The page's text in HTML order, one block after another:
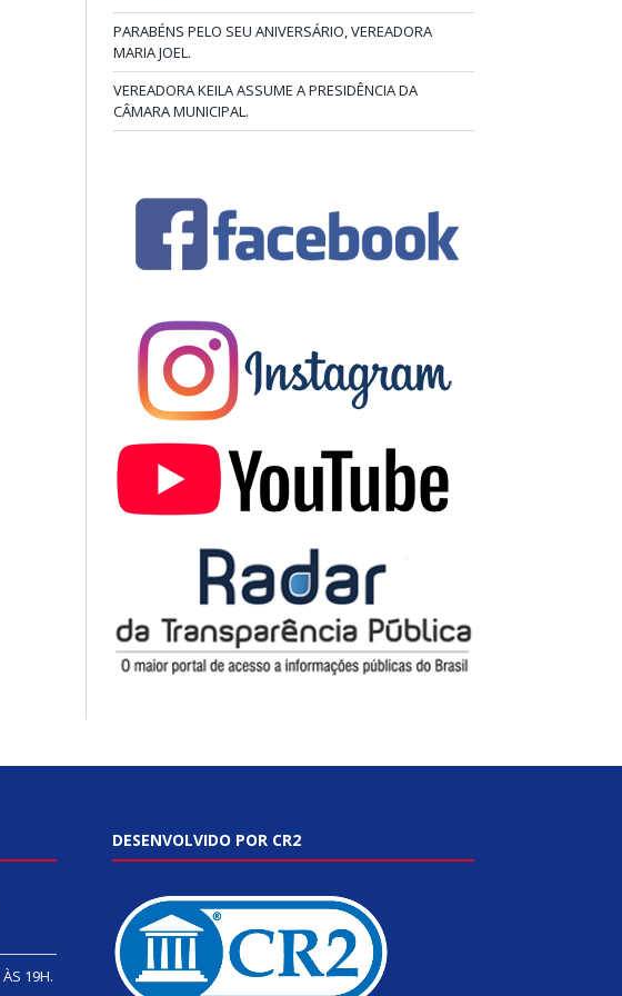
PARABÉNS PELO SEU ANIVERSÁRIO, VEREADORA
MARIA JOEL.
VEREADORA KEILA ASSUME A PRESIDÊNCIA DA
CÂMARA MUNICIPAL.
19H.
DESENVOLVIDO POR CR2